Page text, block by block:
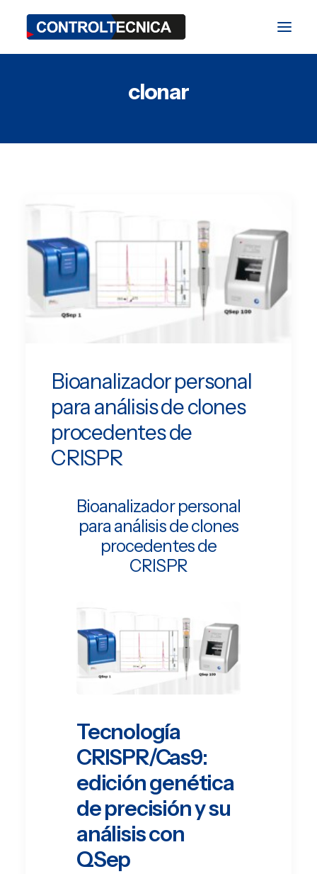
Fairs and Events
Contact
ES
PT
clonar
Bioanalizador personal
para análisis de clones
procedentes de
CRISPR
Bioanalizador personal
para análisis de clones
procedentes de
CRISPR
Tecnología
CRISPR/Cas9:
edición genética
de precisión y su
análisis con
QSep